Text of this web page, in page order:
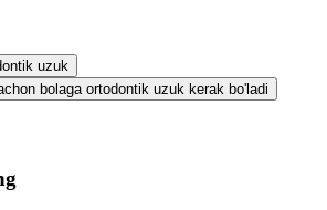
uzuk
bolaga ortodontik uzuk kerak bo'ladi